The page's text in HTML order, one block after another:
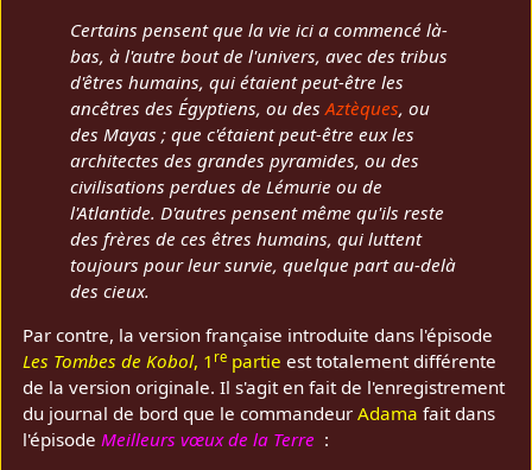
Certains pensent que la vie ici a commencé là-
bas, à l'autre bout de l'univers, avec des tribus
d'êtres humains, qui étaient peut-être les
ancêtres des Égyptiens, ou desAztèques, ou
des Mayas ; que c'étaient peut-être eux les
architectes des grandes pyramides, ou des
civilisations perdues de Lémurie ou de
l'Atlantide. D'autres pensent même qu'ils reste
des frères de ces êtres humains, qui luttent
toujours pour leur survie, quelque part au-delà
des cieux.
Par contre, la version française introduite dans l'épisode
Les Tombes de Kobol, 1 re partie est totalement différente
de la version originale. Il s'agit en fait de l'enregistrement
du journal de bord que le commandeurAdama fait dans
l'épisodeMeilleurs vœux de la Terre :